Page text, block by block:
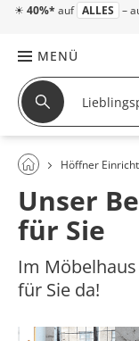
☀ 40%* auf ALLES –
MENÜ
Höffner
Unser
für Sie
Im
für Sie da!